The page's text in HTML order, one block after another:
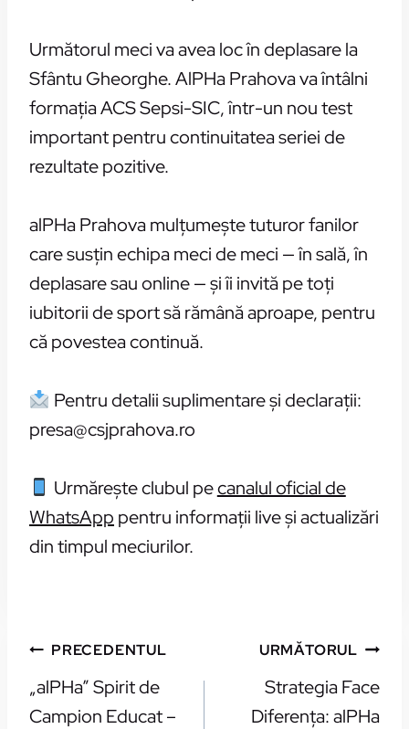
Următorul meci va avea loc în deplasare la
Sfântu Gheorghe. AlPHa Prahova va întâlni
formația ACS Sepsi-SIC, într-un nou test
important pentru continuitatea seriei de
rezultate pozitive.
alPHa Prahova mulțumește tuturor fanilor
care susțin echipa meci de meci — în sală, în
deplasare sau online — și îi invită pe toți
iubitorii de sport să rămână aproape, pentru
că povestea continuă.
Pentru detalii suplimentare și declarații:
presa@csjprahova.ro
Urmărește clubul pecanalul oficial de
WhatsApp pentru informații live și actualizări
din timpul meciurilor.
NAVIGARE
ARTICOLE
PRECEDENTUL
„alPHa” Spirit de
Campion Educat –
URMĂTORUL
Strategia Face
Diferența: alPHa